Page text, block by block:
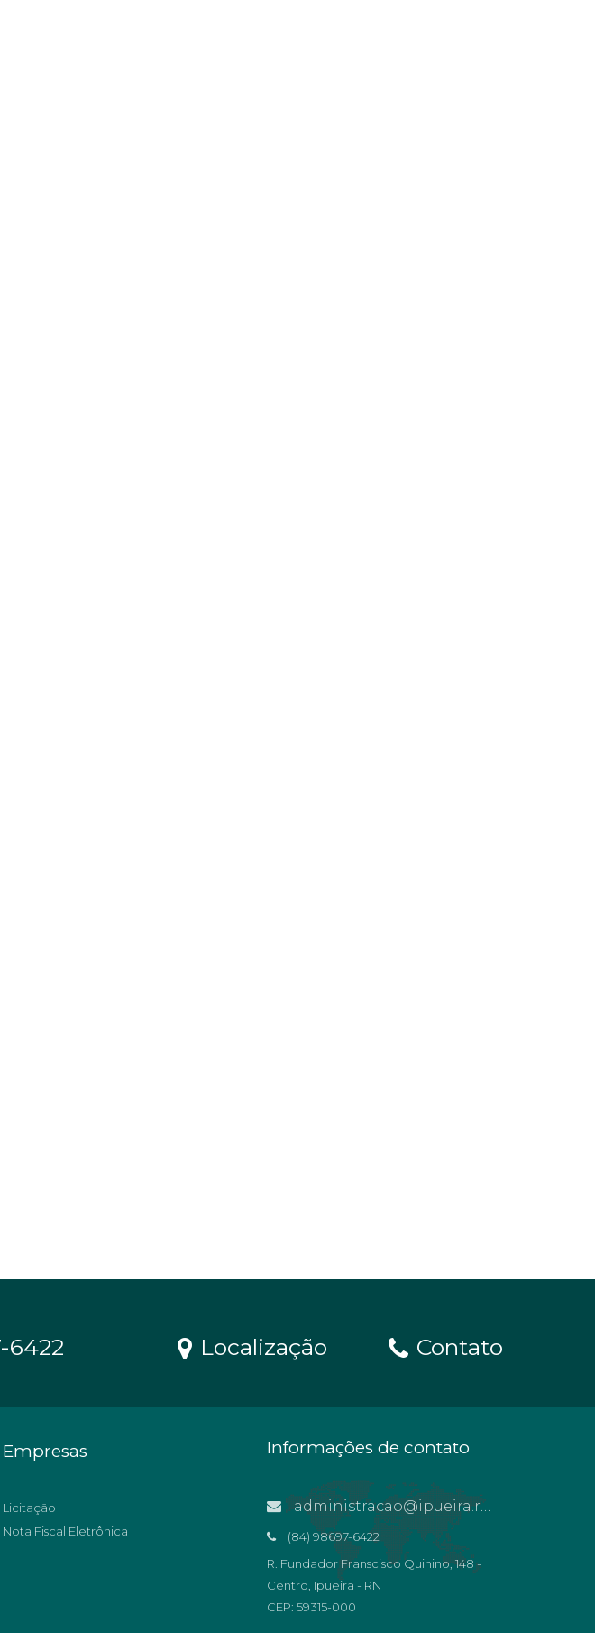
6422 Localização Contato
Empresas
Licitação
Nota Fiscal Eletrônica
Informações de contato
administracao@ipueira.rn.gov.br
(84) 98697-6422
R. Fundador Franscisco Quinino, 148 -
Centro, Ipueira - RN
CEP: 59315-000